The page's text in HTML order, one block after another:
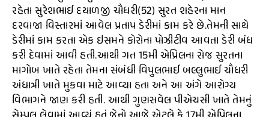
રહેતા સુરેશભાઈ દયાળજી ચૌધરી(52) સુરત શહેરના માન
દરવાજા વિસ્તારમાં આવેલ પ્રતાપ ડેરીમાં કામ કરે છે.તેમની સાથે
ડેરીમાં કામ કરતા એક ઇસમને કોરોના પોઝીટીવ આવતા ડેરી બંધ
કરી દેવામાં આવી હતી.આથી ગત 15મી એપ્રિલના રોજ સુરતના
માગોબ ખાતે રહેતા તેમના સંબંધી વિપુલભાઈ બલ્લુભાઈ ચૌધરી
અંધાત્રી ખાતે મુકવા માટે આવ્યા હતા અને આ અંગે આરોગ્ય
વિભાગને જાણ કરી હતી. આથી ગુણસવેલ પીએચસી ખાતે તેમનું